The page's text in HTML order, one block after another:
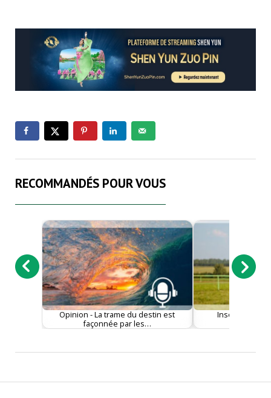
RECOMMANDÉS POUR VOUS
Opinion - La trame du destin est
façonnée par les…
Insolite -